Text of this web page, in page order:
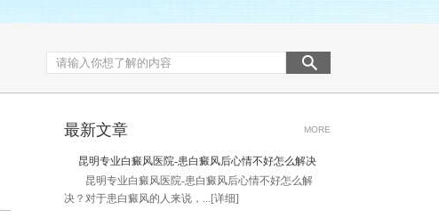
最新文章 MORE
昆明专业白癜风医院-患白癜风后心情不好怎么解决
昆明专业白癜风医院-患白癜风后心情不好怎么解
决？对于患白癜风的人来说，... [详细]